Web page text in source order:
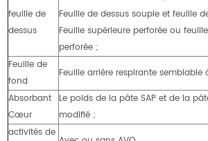
feuille de
dessus
Feuille de dessus souple et feuille
Feuille supérieure perforée ou
perforée ;
Feuille de
fond
Feuille arrière respirante semblable
Absorbant
Cœur
Le poids de la pâte SAP et de la
modifié ;
activités de